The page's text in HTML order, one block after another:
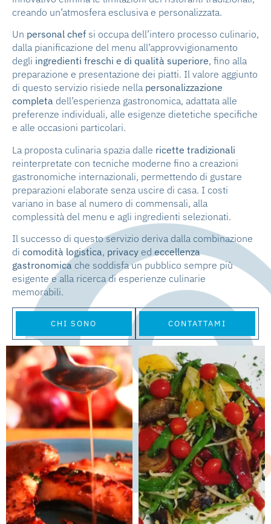
creando un’atmosfera esclusiva e personalizzata.
Un personal chef si occupa dell’intero processo culinario,
dalla pianificazione del menu all’approvvigionamento
degli ingredienti freschi e di qualità superiore, fino alla
preparazione e presentazione dei piatti. Il valore aggiunto
di questo servizio risiede nella personalizzazione
completa dell’esperienza gastronomica, adattata alle
preferenze individuali, alle esigenze dietetiche specifiche
e alle occasioni particolari.
La proposta culinaria spazia dalle ricette tradizionali
reinterpretate con tecniche moderne fino a creazioni
gastronomiche internazionali, permettendo di gustare
preparazioni elaborate senza uscire di casa. I costi
variano in base al numero di commensali, alla
complessità del menu e agli ingredienti selezionati.
Il successo di questo servizio deriva dalla combinazione
di comodità logistica, privacy ed eccellenza
gastronomica che soddisfa un pubblico sempre più
esigente e alla ricerca di esperienze culinarie
memorabili.
CHI SONO CONTATTAMI